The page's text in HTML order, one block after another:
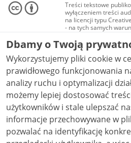
Treści tekstowe
wyłączeniem treści
na licencji typu
- na tych samych
Materiały
audio i wideo, są
Creative Commons:
niekomercyjne - bez
NC-ND 4.0), o ile nie
Dbamy o Twoją
Wykorzystujemy pliki cookie w
prawidłowego funkcjonowania
analizy ruchu i optymalizacji działania
możemy lepiej dostosować
użytkowników i stale ulepszać nasze
informacje przechowywane w
pozwalać na identyfikację